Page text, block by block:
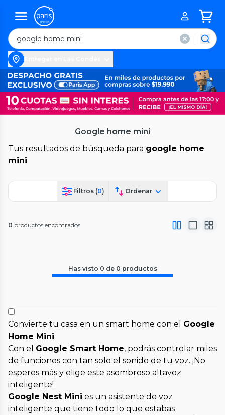
Google home mini
Tus resultados de búsqueda para google home
mini
Filtros (0) Ordenar
0 productos encontrados
Has visto 0 de 0 productos
Convierte tu casa en un smart home con el Google
Home Mini
Con el Google Smart Home, podrás controlar miles
de funciones con tan solo el sonido de tu voz. ¡No
esperes más y elige este asombroso altavoz
inteligente!
Google Nest Mini es un asistente de voz
inteligente que tiene todo lo que estabas